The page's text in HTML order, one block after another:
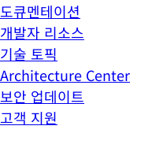
도큐멘테이션
개발자 리소스
기술 토픽
Architecture Center
보안 업데이트
고객 지원